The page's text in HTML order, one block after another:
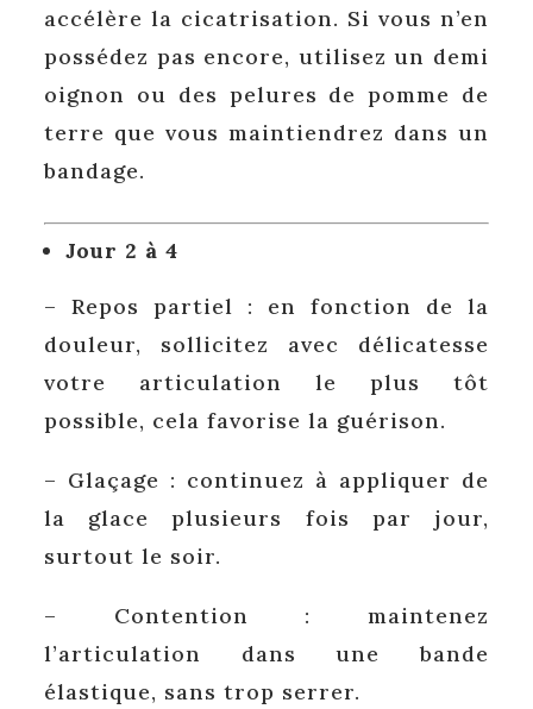
accélère la cicatrisation. Si vous n’en
possédez pas encore, utilisez un demi
oignon ou des pelures de pomme de
terre que vous maintiendrez dans un
bandage.
Jour 2 à 4
– Repos partiel : en fonction de la
douleur, sollicitez avec délicatesse
votre articulation le plus tôt
possible, cela favorise la guérison.
– Glaçage : continuez à appliquer de
la glace plusieurs fois par jour,
surtout le soir.
– Contention : maintenez
l’articulation dans une bande
élastique, sans trop serrer.